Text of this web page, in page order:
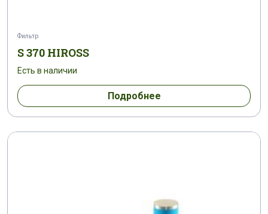
Фильтр
S 370 HIROSS
Есть в наличии
Подробнее